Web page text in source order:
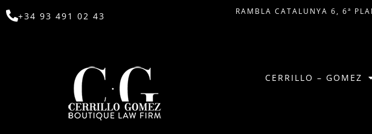
+34 93 491 02 43 RAMBLA CATALUNYA 6, 6ª
CERRILLO – GOMEZ